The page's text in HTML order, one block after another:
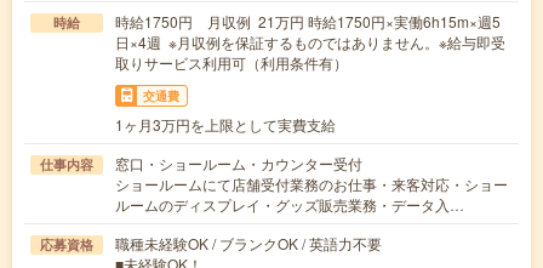
時給
時給1750円 月収例 21万円 時給1750円×実働6h15m×週5
日×4週 ※月収例を保証するものではありません。※給与即受
取りサービス利用可（利用条件有）
交通費
1ヶ月3万円を上限として実費支給
仕事内容
窓口・ショールーム・カウンター受付
ショールームにて店舗受付業務のお仕事・来客対応・ショー
ルームのディスプレイ・グッズ販売業務・データ入…
応募資格
職種未経験OK / ブランクOK / 英語力不要
■未経験OK！